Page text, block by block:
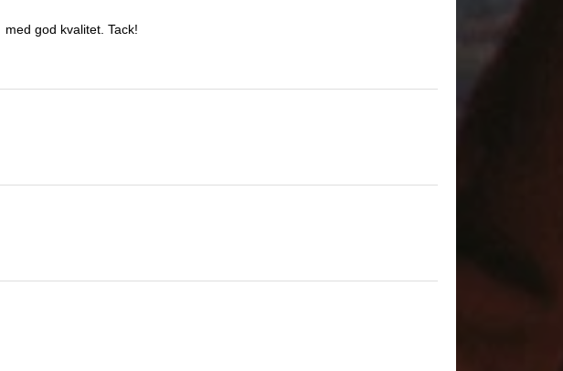
med god kvalitet. Tack!